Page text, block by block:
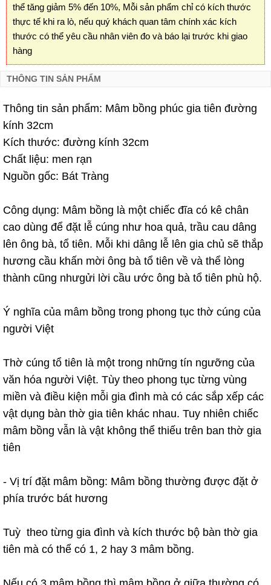
thể tăng giảm 5% đến 10%, Mỗi sản phẩm chỉ có kích thước
thực tế khi ra lò, nếu quý khách quan tâm chính xác kích
thước có thể yêu cầu nhân viên đo và báo lại trước khi giao
hàng
THÔNG TIN SẢN PHẨM
Thông tin sản phẩm: Mâm bồng phúc gia tiên đường
kính 32cm
Kích thước: đường kính 32cm
Chất liệu: men rạn
Nguồn gốc: Bát Tràng
Công dụng: Mâm bồng là một chiếc đĩa có kê chân
cao dùng để đặt lễ cúng như hoa quả, trầu cau dâng
lên ông bà, tổ tiên. Mỗi khi dâng lễ lên gia chủ sẽ thắp
hương cầu khấn mời ông bà tổ tiên về và thể lòng
thành cũng nhưgửi lời cầu ước ông bà tổ tiên phù hộ.
Ý nghĩa của mâm bồng trong phong tục thờ cúng của
người Việt
Thờ cúng tổ tiên là một trong những tín ngưỡng của
văn hóa người Việt. Tùy theo phong tục từng vùng
miền và điều kiện mỗi gia đình mà có các sắp xếp các
vật dụng bàn thờ gia tiên khác nhau. Tuy nhiên chiếc
mâm bồng vẫn là vật không thể thiếu trên ban thờ gia
tiên
- Vị trí đặt mâm bồng: Mâm bồng thường được đặt ở
phía trước bát hương
Tuỳ theo từng gia đình và kích thước bộ bàn thờ gia
tiên mà có thể có 1, 2 hay 3 mâm bồng.